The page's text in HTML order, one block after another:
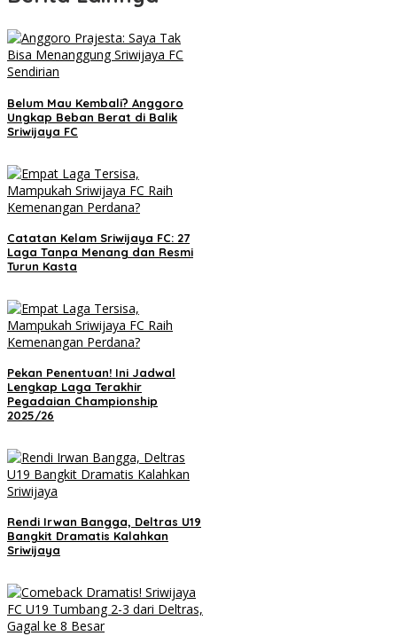
Belum Mau Kembali? Anggoro
Ungkap Beban Berat di Balik
Sriwijaya FC
Catatan Kelam Sriwijaya FC: 27
Laga Tanpa Menang dan Resmi
Turun Kasta
Pekan Penentuan! Ini Jadwal
Lengkap Laga Terakhir
Pegadaian Championship
2025/26
Rendi Irwan Bangga, Deltras U19
Bangkit Dramatis Kalahkan
Sriwijaya